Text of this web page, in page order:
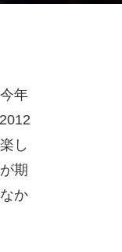
年
し
期
か